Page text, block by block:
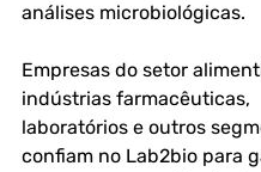
análises microbiológicas.
Empresas do setor
indústrias farmacêuticas,
laboratórios e outros
confiam no Lab2bio para